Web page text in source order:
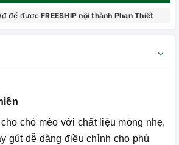
để đượcFREESHIP nội thành Phan Thiết
chó mèo với chất liệu mỏng nhẹ,
gút dễ dàng điều chỉnh cho phù